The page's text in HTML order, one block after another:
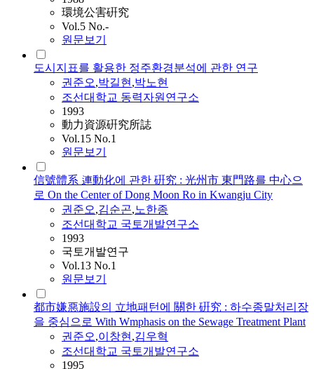
環境公害硏究
Vol.5 No.-
원문보기
도시지표를 활용한 정주환경분석에 관한 연구
권준오,박길현,박노현
조선대학교 동력자원연구소
1993
動力資源硏究所誌
Vol.15 No.1
원문보기
信號體系 連動化에 관한 硏究 : 光州市 東門路를 中心으
로 On the Center of Dong Moon Ro in Kwangju City
권준오,김순곤,노한종
조선대학교 국토개발연구소
1993
국토개발연구
Vol.13 No.1
원문보기
都市嫌惡施設의 立地패턴에 關한 硏究 : 하수종말처리장
을 중심으로 With Wmphasis on the Sewage Treatment Plant
권준오,이창현,김우혁
조선대학교 국토개발연구소
1995